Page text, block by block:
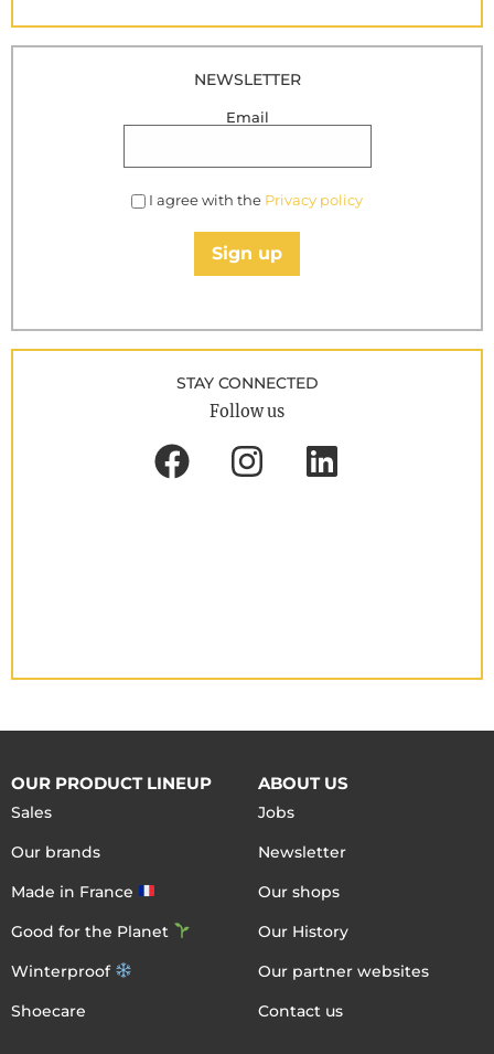
NEWSLETTER
Email
I agree with the Privacy policy
Sign up
STAY CONNECTED
Follow us
OUR PRODUCT LINEUP
Sales
Our brands
Made in France
Good for the Planet
Winterproof
Shoecare
ABOUT US
Jobs
Newsletter
Our shops
Our History
Our partner websites
Contact us